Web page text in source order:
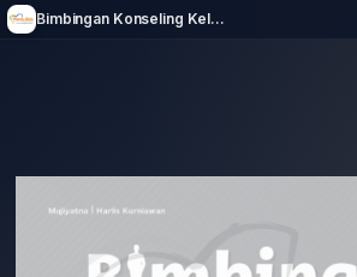
Bimbingan Konseling Kelas 7 Kurmer